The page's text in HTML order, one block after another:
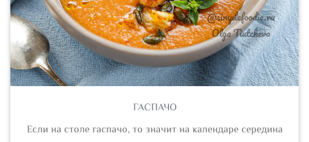
ГАСПАЧО
Если на столе гаспачо, то значит на календаре середина